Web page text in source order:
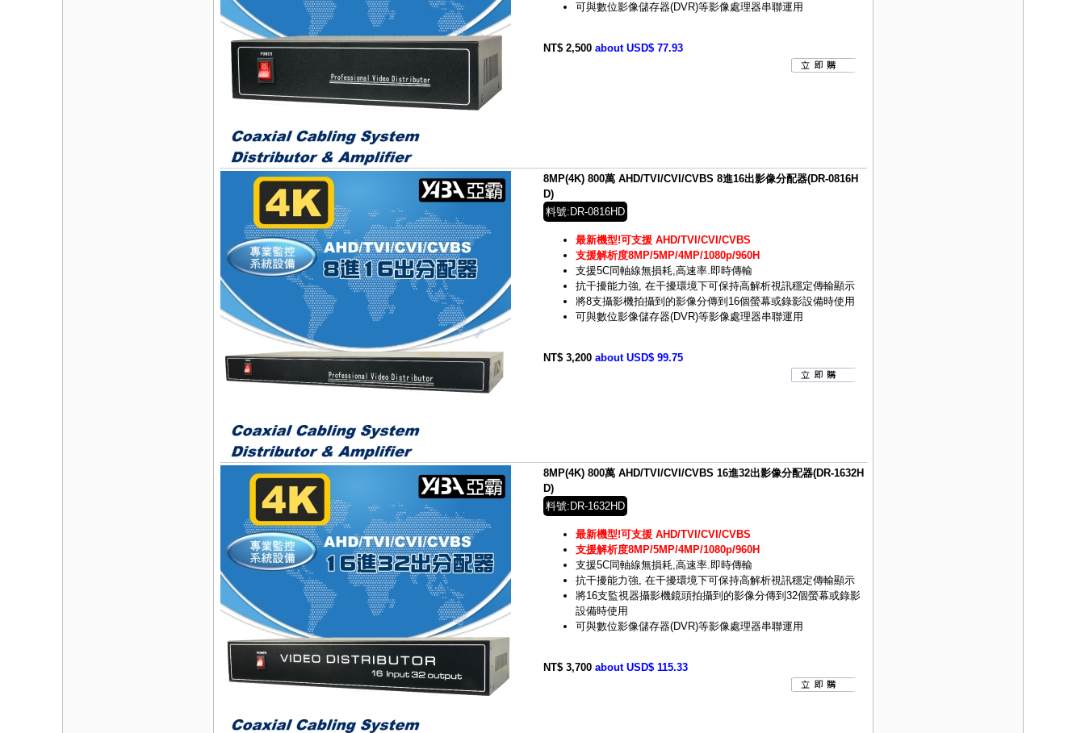
可與數位影像儲存器(DVR)等影像處理器串聯運用
NT$ 2,500 about USD$ 77.93
8MP(4K) 800萬 AHD/TVI/CVI/CVBS 8進16出影像分配器(DR-0816H
D)
料號:DR-0816HD
最新機型!可支援 AHD/TVI/CVI/CVBS
支援解析度8MP/5MP/4MP/1080p/960H
支援5C同軸線無損耗,高速率.即時傳輸
抗干擾能力強, 在干擾環境下可保持高解析視訊穩定傳輸顯示
將8支攝影機拍攝到的影像分傳到16個螢幕或錄影設備時使用
可與數位影像儲存器(DVR)等影像處理器串聯運用
NT$ 3,200 about USD$ 99.75
8MP(4K) 800萬 AHD/TVI/CVI/CVBS 16進32出影像分配器(DR-1632H
D)
料號:DR-1632HD
最新機型!可支援 AHD/TVI/CVI/CVBS
支援解析度8MP/5MP/4MP/1080p/960H
支援5C同軸線無損耗,高速率.即時傳輸
抗干擾能力強, 在干擾環境下可保持高解析視訊穩定傳輸顯示
將16支監視器攝影機鏡頭拍攝到的影像分傳到32個螢幕或錄影
設備時使用
可與數位影像儲存器(DVR)等影像處理器串聯運用
NT$ 3,700 about USD$ 115.33